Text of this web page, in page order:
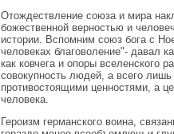
Отождествление союза и мира
божественной верностью и
истории. Вспомним союз бога с
человеках благоволение"- давал
как ковчега и опоры вселенского
совокупность людей, а всего
противостоящими ценностями, а
человека.
Героизм германского воина,